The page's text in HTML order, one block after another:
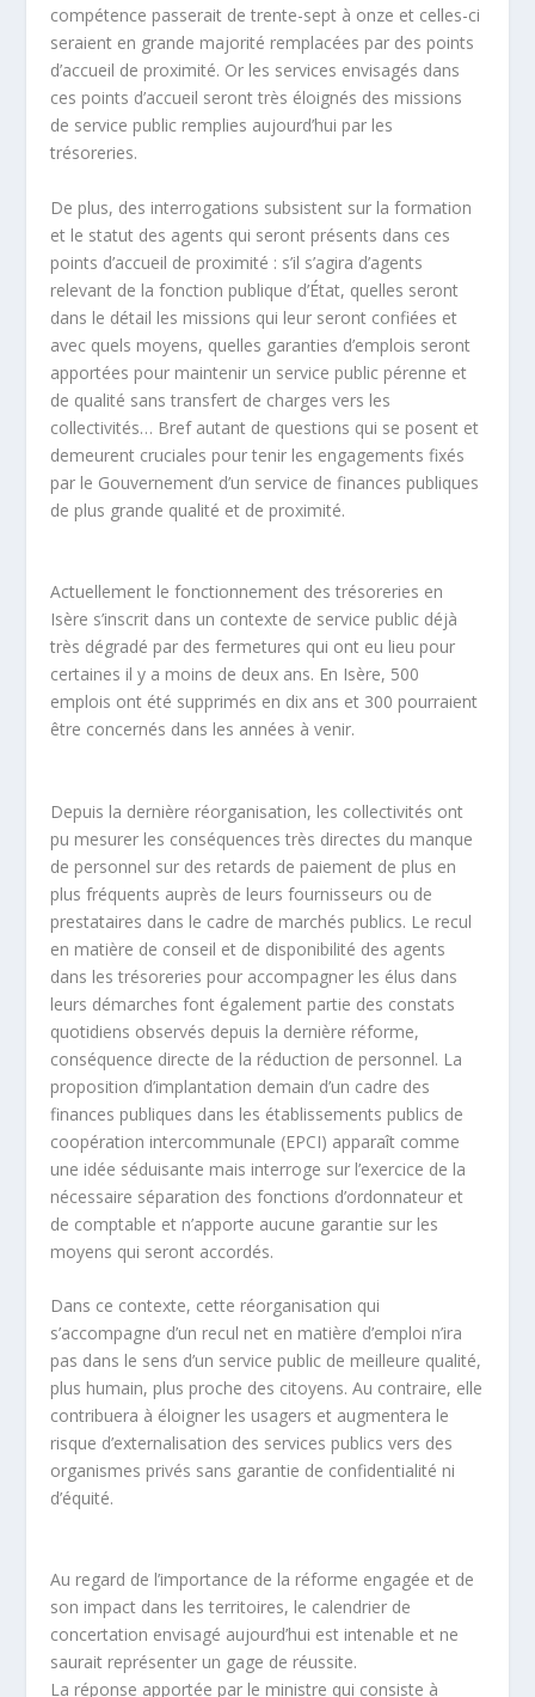
compétence passerait de trente-sept à onze et celles-ci
seraient en grande majorité remplacées par des points
d’accueil de proximité. Or les services envisagés dans
ces points d’accueil seront très éloignés des missions
de service public remplies aujourd’hui par les
trésoreries.
De plus, des interrogations subsistent sur la formation
et le statut des agents qui seront présents dans ces
points d’accueil de proximité : s’il s’agira d’agents
relevant de la fonction publique d’État, quelles seront
dans le détail les missions qui leur seront confiées et
avec quels moyens, quelles garanties d’emplois seront
apportées pour maintenir un service public pérenne et
de qualité sans transfert de charges vers les
collectivités… Bref autant de questions qui se posent et
demeurent cruciales pour tenir les engagements fixés
par le Gouvernement d’un service de finances publiques
de plus grande qualité et de proximité.
Actuellement le fonctionnement des trésoreries en
Isère s’inscrit dans un contexte de service public déjà
très dégradé par des fermetures qui ont eu lieu pour
certaines il y a moins de deux ans. En Isère, 500
emplois ont été supprimés en dix ans et 300 pourraient
être concernés dans les années à venir.
Depuis la dernière réorganisation, les collectivités ont
pu mesurer les conséquences très directes du manque
de personnel sur des retards de paiement de plus en
plus fréquents auprès de leurs fournisseurs ou de
prestataires dans le cadre de marchés publics. Le recul
en matière de conseil et de disponibilité des agents
dans les trésoreries pour accompagner les élus dans
leurs démarches font également partie des constats
quotidiens observés depuis la dernière réforme,
conséquence directe de la réduction de personnel. La
proposition d’implantation demain d’un cadre des
finances publiques dans les établissements publics de
coopération intercommunale (EPCI) apparaît comme
une idée séduisante mais interroge sur l’exercice de la
nécessaire séparation des fonctions d’ordonnateur et
de comptable et n’apporte aucune garantie sur les
moyens qui seront accordés.
Dans ce contexte, cette réorganisation qui
s’accompagne d’un recul net en matière d’emploi n’ira
pas dans le sens d’un service public de meilleure qualité,
plus humain, plus proche des citoyens. Au contraire, elle
contribuera à éloigner les usagers et augmentera le
risque d’externalisation des services publics vers des
organismes privés sans garantie de confidentialité ni
d’équité.
Au regard de l’importance de la réforme engagée et de
son impact dans les territoires, le calendrier de
concertation envisagé aujourd’hui est intenable et ne
saurait représenter un gage de réussite.
La réponse apportée par le ministre qui consiste à